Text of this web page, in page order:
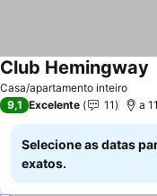
Casa/apartamento inteiro
Club Hemingway
9,1 Excelente 11 a
Selecione as datas
exatos.